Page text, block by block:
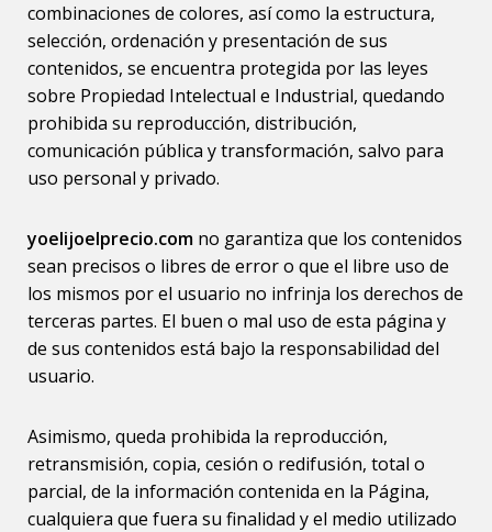
combinaciones de colores, así como la estructura,
selección, ordenación y presentación de sus
contenidos, se encuentra protegida por las leyes
sobre Propiedad Intelectual e Industrial, quedando
prohibida su reproducción, distribución,
comunicación pública y transformación, salvo para
uso personal y privado.
yoelijoelprecio.com no garantiza que los contenidos
sean precisos o libres de error o que el libre uso de
los mismos por el usuario no infrinja los derechos de
terceras partes. El buen o mal uso de esta página y
de sus contenidos está bajo la responsabilidad del
usuario.
Asimismo, queda prohibida la reproducción,
retransmisión, copia, cesión o redifusión, total o
parcial, de la información contenida en la Página,
cualquiera que fuera su finalidad y el medio utilizado